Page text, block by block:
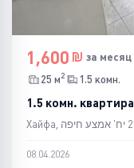
1,600
за месяц
25 м2 1.5 комн.
1.5 комн. квартира
08.04.2026